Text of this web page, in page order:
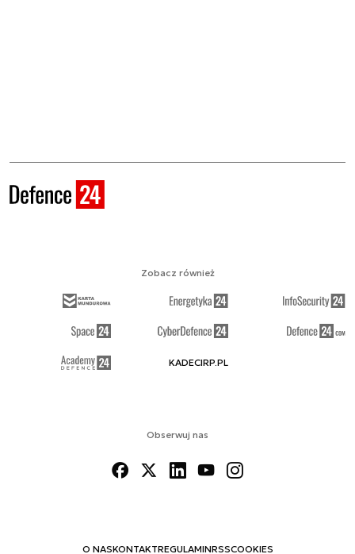
Obserwuj nas
O NASKONTAKTREGULAMINRSSCOOKIES
Zobacz również
KADECIRP.PL